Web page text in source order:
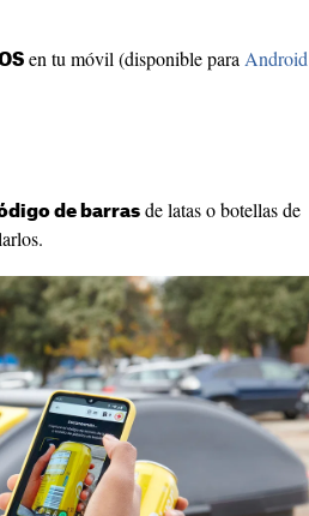
en tu móvil (disponible paraAndroid
de barras de latas o botellas de